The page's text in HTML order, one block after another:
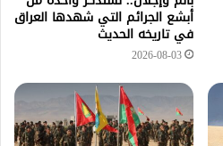
أبشع الجرائم التي شهدها العراق
في تاريخه الحديث
2026-08-03